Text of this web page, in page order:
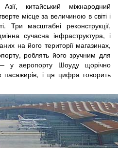
китайський міжнародний
місце за величиною в світі і
Три масштабні реконструкції,
сучасна інфраструктура, і
на його території магазинах,
роблять його зручним для
у аеропорту Шоуду щорічно
пасажирів, і ця цифра говорить